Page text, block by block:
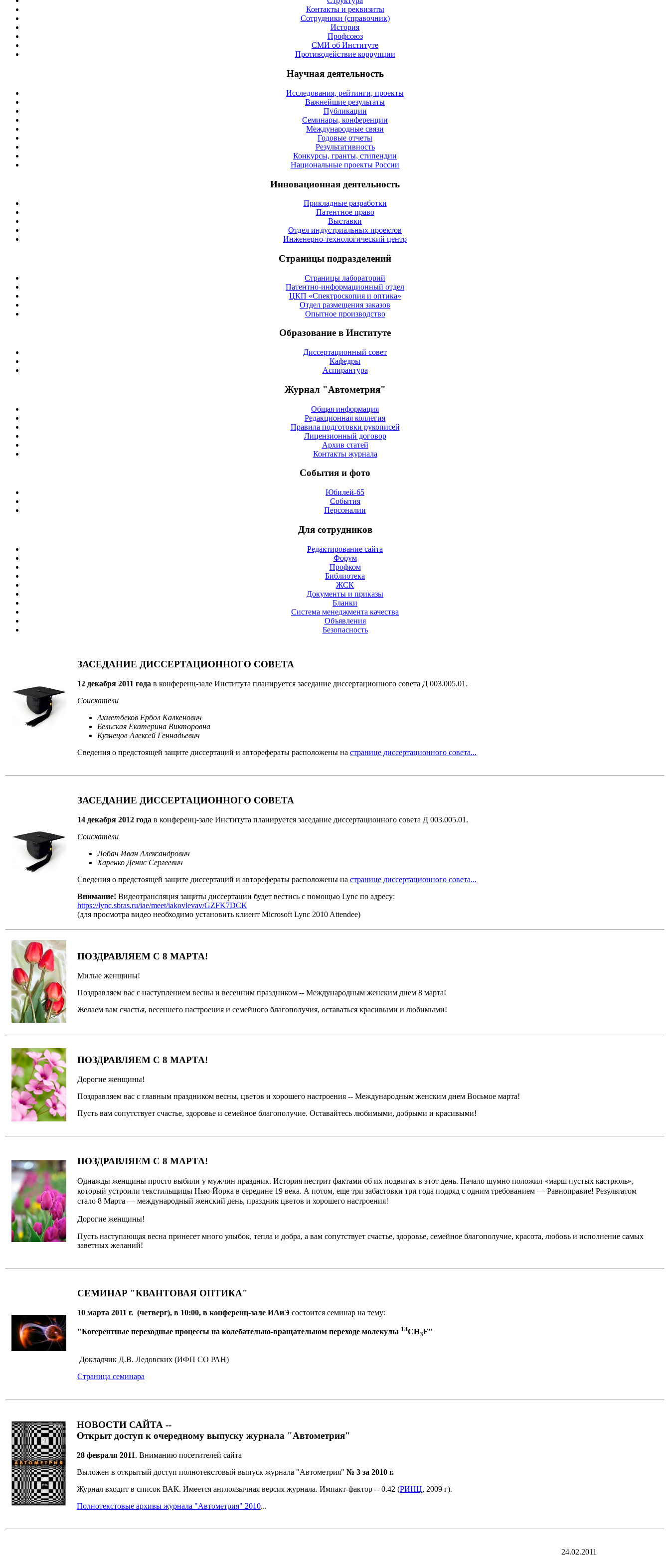
Контакты и реквизиты
Сотрудники (справочник)
История
Профсоюз
СМИ об Институте
Противодействие коррупции
Научная деятельность
Исследования, рейтинги, проекты
Важнейшие результаты
Публикации
Семинары, конференции
Международные связи
Годовые отчеты
Результативность
Конкурсы, гранты, стипендии
Национальные проекты России
Инновационная деятельность
Прикладные разработки
Патентное право
Выставки
Отдел индустриальных проектов
Инженерно-технологический центр
Страницы подразделений
Страницы лабораторий
Патентно-информационный отдел
ЦКП «Спектроскопия и оптика»
Отдел размещения заказов
Опытное производство
Образование в Институте
Диссертационный совет
Кафедры
Аспирантура
Журнал "Автометрия"
Общая информация
Редакционная коллегия
Правила подготовки рукописей
Лицензионный договор
Архив статей
Контакты журнала
События и фото
Юбилей-65
События
Персоналии
Для сотрудников
Редактирование сайта
Форум
Профком
Библиотека
ЖСК
Документы и приказы
Бланки
Система менеджмента качества
Объявления
Безопасность
ЗАСЕДАНИЕ ДИССЕРТАЦИОННОГО СОВЕТА
12 декабря 2011 года в конференц-зале Института планируется заседание диссертационного совета Д 003.005.01.
Соискатели
Ахметбеков Ербол Калкенович
Бельская Екатерина Викторовна
Кузнецов Алексей Геннадьевич
Сведения о предстоящей защите диссертаций и авторефераты расположены на странице диссертационного совета...
ЗАСЕДАНИЕ ДИССЕРТАЦИОННОГО СОВЕТА
14 декабря 2012 года в конференц-зале Института планируется заседание диссертационного совета Д 003.005.01.
Соискатели
Лобач Иван Александрович
Харенко Денис Сергеевич
Сведения о предстоящей защите диссертаций и авторефераты расположены на странице диссертационного совета...
Внимание! Видеотрансляция защиты диссертации будет вестись с помощью Lync по адресу:
https://lync.sbras.ru/iae/meet/iakovlevav/GZFK7DCK
(для просмотра видео необходимо установить клиент Microsoft Lync 2010 Attendee)
ПОЗДРАВЛЯЕМ С 8 МАРТА!
Милые женщины!
Поздравляем вас с наступлением весны и весенним праздником -- Международным женским днем 8 марта!
Желаем вам счастья, весеннего настроения и семейного благополучия, оставаться красивыми и любимыми!
ПОЗДРАВЛЯЕМ С 8 МАРТА!
Дорогие женщины!
Поздравляем вас с главным праздником весны, цветов и хорошего настроения -- Международным женским днем Восьмое марта!
Пусть вам сопутствует счастье, здоровье и семейное благополучие. Оставайтесь любимыми, добрыми и красивыми!
ПОЗДРАВЛЯЕМ С 8 МАРТА!
Однажды женщины просто выбили у мужчин праздник. История пестрит фактами об их подвигах в этот день. Начало шумно положил «марш пустых кастрюль»,
который устроили текстильщицы Нью-Йорка в середине 19 века. А потом, еще три забастовки три года подряд с одним требованием — Равноправие! Результатом
стало 8 Марта — международный женский день, праздник цветов и хорошего настроения!
Дорогие женщины!
Пусть наступающая весна принесет много улыбок, тепла и добра, а вам сопутствует счастье, здоровье, семейное благополучие, красота, любовь и исполнение самых
заветных желаний!
СЕМИНАР "КВАНТОВАЯ ОПТИКА"
10 марта 2011 г. (четверг), в 10:00, в конференц-зале ИАиЭ состоится семинар на тему:
"Когерентные переходные процессы на колебательно-вращательном переходе молекулы 13CH3F"
Докладчик Д.В. Ледовских (ИФП СО РАН)
Страница семинара
НОВОСТИ САЙТА --
Открыт доступ к очередному выпуску журнала "Автометрия"
28 февраля 2011. Вниманию посетителей сайта
Выложен в открытый доступ полнотекстовый выпуск журнала "Автометрия" № 3 за 2010 г.
Журнал входит в список ВАК. Имеется англоязычная версия журнала. Импакт-фактор -- 0.42 (РИНЦ, 2009 г).
Полнотекстовые архивы журнала "Автометрия" 2010...
24.02.2011